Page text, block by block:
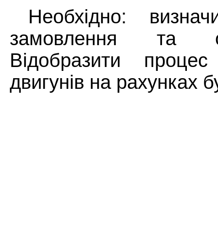
Необхідно:
замовлення та
Відобразити процес
двигунів на рахунках